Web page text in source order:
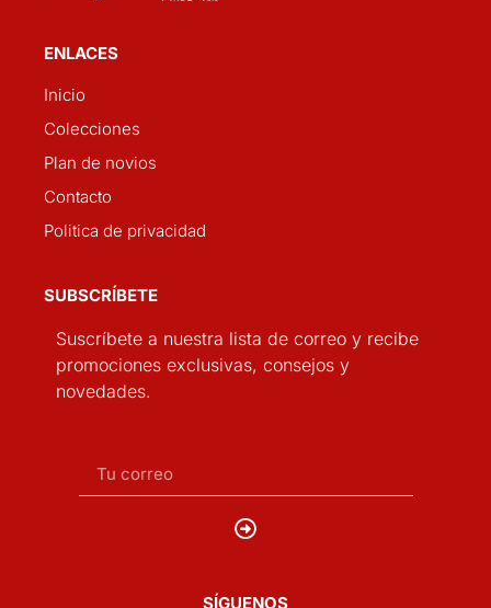
ENLACES
Inicio
Colecciones
Plan de novios
Contacto
Politica de privacidad
SUBSCRÍBETE
Suscríbete a nuestra lista de correo y recibe
promociones exclusivas, consejos y
novedades.
SÍGUENOS